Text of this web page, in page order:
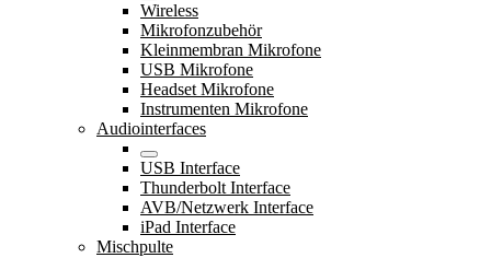
Wireless
Mikrofonzubehör
Kleinmembran Mikrofone
USB Mikrofone
Headset Mikrofone
Instrumenten Mikrofone
Audiointerfaces
USB Interface
Thunderbolt Interface
AVB/Netzwerk Interface
iPad Interface
Mischpulte